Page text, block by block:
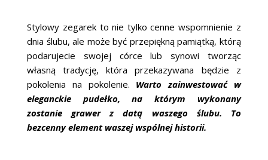
Stylowy zegarek to nie tylko cenne wspomnienie z
dnia ślubu, ale może być przepiękną pamiątką, którą
podarujecie swojej córce lub synowi tworząc
własną tradycję, która przekazywana będzie z
pokolenia na pokolenie. Warto zainwestować w
eleganckie pudełko, na którym wykonany
zostanie grawer z datą waszego ślubu. To
bezcenny element waszej wspólnej historii.